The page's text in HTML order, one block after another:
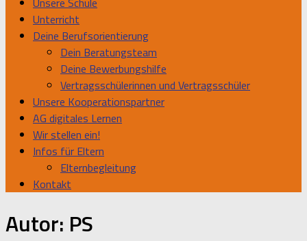
Unterricht
Deine Berufsorientierung
Dein Beratungsteam
Deine Bewerbungshilfe
Vertragsschülerinnen und Vertragsschüler
Unsere Kooperationspartner
AG digitales Lernen
Wir stellen ein!
Infos für Eltern
Elternbegleitung
Kontakt
Autor: PS